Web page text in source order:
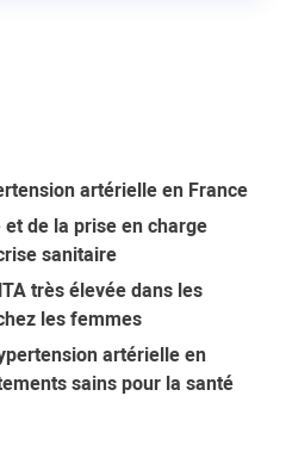
artérielle en France
sanitaire
les femmes
sains pour la santé